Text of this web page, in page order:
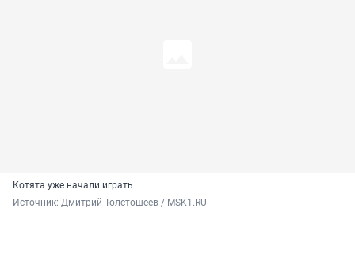
Котята уже начали играть
Источник: Дмитрий Толстошеев / MSK1.RU